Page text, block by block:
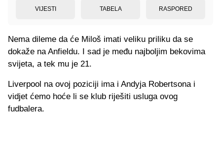
VIJESTI TABELA RASPORED
Nema dileme da će Miloš imati veliku priliku da se
dokaže na Anfieldu. I sad je među najboljim bekovima
svijeta, a tek mu je 21.
Liverpool na ovoj poziciji ima i Andyja Robertsona i
vidjet ćemo hoće li se klub riješiti usluga ovog
fudbalera.